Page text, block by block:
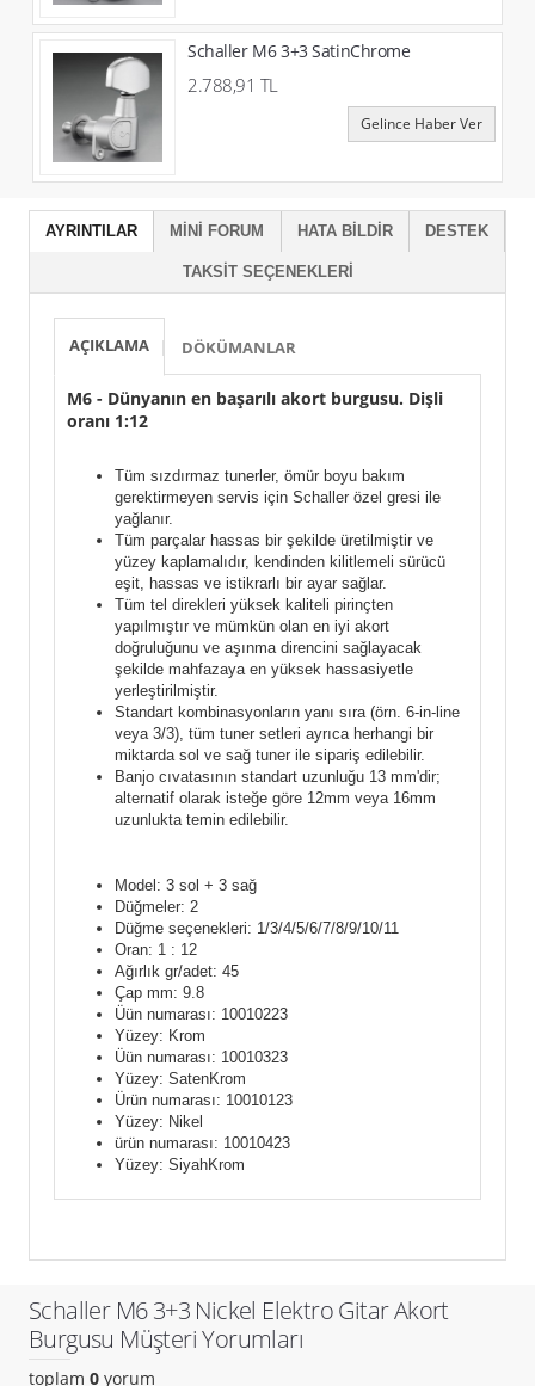
Schaller M6 3+3 SatinChrome
2.788,91 TL
Gelince Haber Ver
AYRINTILAR MINI FORUM HATA BILDIR DESTEK
TAKSIT SEÇENEKLERI
AÇIKLAMA DÖKÜMANLAR
M6 - Dünyanın en başarılı akort burgusu. Dişli
oranı 1:12
Tüm sızdırmaz tunerler, ömür boyu bakım
gerektirmeyen servis için Schaller özel gresi ile
yağlanır.
Tüm parçalar hassas bir şekilde üretilmiştir ve
yüzey kaplamalıdır, kendinden kilitlemeli sürücü
eşit, hassas ve istikrarlı bir ayar sağlar.
Tüm tel direkleri yüksek kaliteli pirinçten
yapılmıştır ve mümkün olan en iyi akort
doğruluğunu ve aşınma direncini sağlayacak
şekilde mahfazaya en yüksek hassasiyetle
yerleştirilmiştir.
Standart kombinasyonların yanı sıra (örn. 6-in-line
veya 3/3), tüm tuner setleri ayrıca herhangi bir
miktarda sol ve sağ tuner ile sipariş edilebilir.
Banjo cıvatasının standart uzunluğu 13 mm'dir;
alternatif olarak isteğe göre 12mm veya 16mm
uzunlukta temin edilebilir.
Model: 3 sol + 3 sağ
Düğmeler: 2
Düğme seçenekleri: 1/3/4/5/6/7/8/9/10/11
Oran: 1 : 12
Ağırlık gr/adet: 45
Çap mm: 9.8
Üün numarası: 10010223
Yüzey: Krom
Üün numarası: 10010323
Yüzey: SatenKrom
Ürün numarası: 10010123
Yüzey: Nikel
ürün numarası: 10010423
Yüzey: SiyahKrom
Schaller M6 3+3 Nickel Elektro Gitar Akort
Burgusu Müşteri Yorumları
toplam 0 yorum